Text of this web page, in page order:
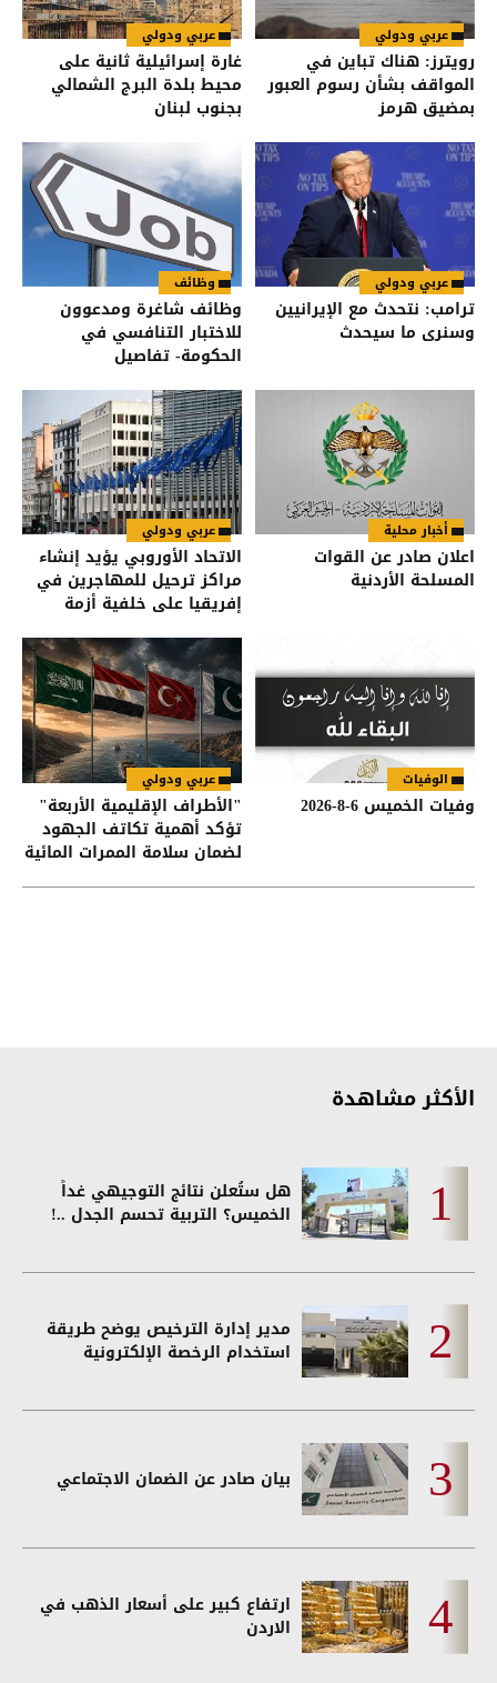
عربي ودولي
رويترز: هناك تباين في
المواقف بشأن رسوم العبور
بمضيق هرمز
عربي ودولي
غارة إسرائيلية ثانية على
محيط بلدة البرج الشمالي
بجنوب لبنان
عربي ودولي
ترامب: نتحدث مع الإيرانيين
وسنرى ما سيحدث
وظائف
وظائف شاغرة ومدعوون
للاختبار التنافسي في
الحكومة- تفاصيل
أخبار محلية
اعلان صادر عن القوات
المسلحة الأردنية
عربي ودولي
الاتحاد الأوروبي يؤيد إنشاء
مراكز ترحيل للمهاجرين في
إفريقيا على خلفية أزمة
الوفيات
وفيات الخميس 6-8-2026
عربي ودولي
"الأطراف الإقليمية الأربعة"
تؤكد أهمية تكاتف الجهود
لضمان سلامة الممرات المائية
الأكثر مشاهدة
هل ستُعلن نتائج التوجيهي غداً
الخميس؟ التربية تحسم الجدل ..!
مدير إدارة الترخيص يوضح طريقة
استخدام الرخصة الإلكترونية
بيان صادر عن الضمان الاجتماعي
ارتفاع كبير على أسعار الذهب في
الاردن